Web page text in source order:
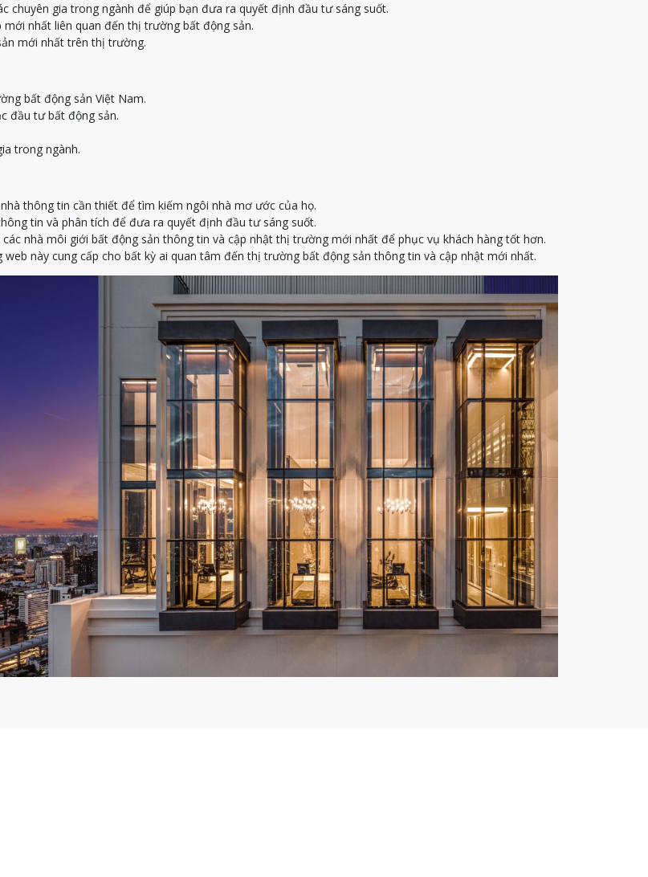
chuyên gia trong ngành để giúp bạn đưa ra quyết định đầu tư sáng suốt.
nhất liên quan đến thị trường bất động sản.
mới nhất trên thị trường.
bất động sản Việt Nam.
đầu tư bất động sản.
trong ngành.
thông tin cần thiết để tìm kiếm ngôi nhà mơ ước của họ.
tin và phân tích để đưa ra quyết định đầu tư sáng suốt.
các nhà môi giới bất động sản thông tin và cập nhật thị trường mới nhất để phục vụ khách hàng tốt hơn.
web này cung cấp cho bất kỳ ai quan tâm đến thị trường bất động sản thông tin và cập nhật mới nhất.